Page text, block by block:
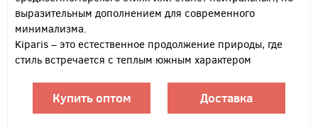
выразительным дополнением для современного
минимализма.
Kiparis – это естественное продолжение природы, где
стиль встречается с теплым южным характером
Купить оптом Доставка